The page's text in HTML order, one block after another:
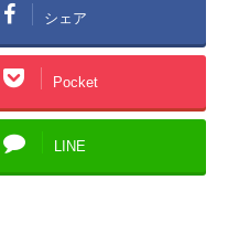
シェア
Pocket
LINE